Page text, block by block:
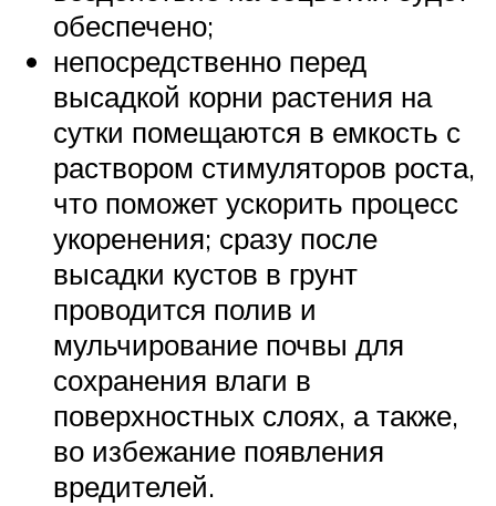
обеспечено;
непосредственно перед
высадкой корни растения на
сутки помещаются в емкость с
раствором стимуляторов роста,
что поможет ускорить процесс
укоренения; сразу после
высадки кустов в грунт
проводится полив и
мульчирование почвы для
сохранения влаги в
поверхностных слоях, а также,
во избежание появления
вредителей.